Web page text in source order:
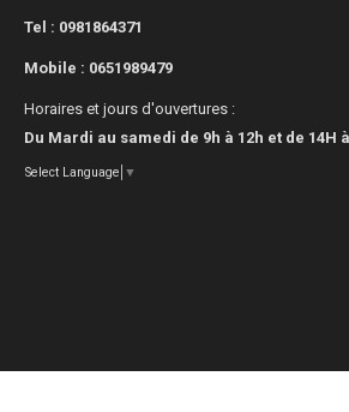
Tel : 0981864371
Mobile : 0651989479
Horaires et jours d'ouvertures :
Du Mardi au samedi de 9h à 12h et de 14H
Select Language ▼